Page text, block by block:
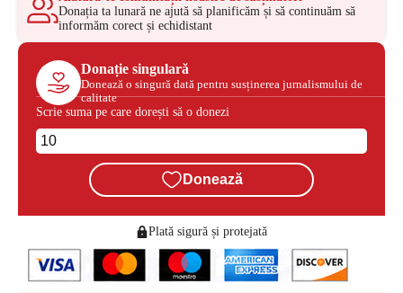
Donația ta lunară ne ajută să planificăm și să continuăm să
informăm corect și echidistant
Donație singulară
Donează o singură dată pentru susținerea jurnalismului de
calitate
Scrie suma pe care dorești să o donezi
Donează
Plată sigură și protejată